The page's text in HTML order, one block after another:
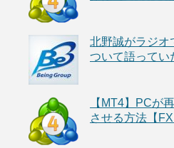
北野誠がラジオ
ついて語ってい
【MT4】PCが
させる方法【FX